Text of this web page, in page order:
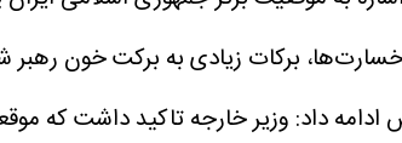
علی‌رغم برخی خسارت‌ها، برکات زیادی به